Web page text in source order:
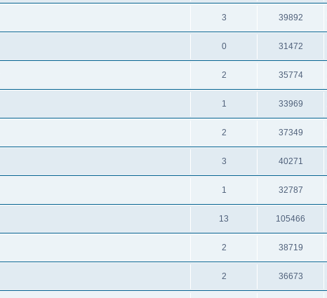
3 39892
0 31472
2 35774
1 33969
2 37349
3 40271
1 32787
13 105466
2 38719
2 36673